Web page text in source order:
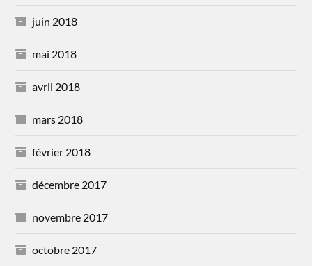
juin 2018
mai 2018
avril 2018
mars 2018
février 2018
décembre 2017
novembre 2017
octobre 2017